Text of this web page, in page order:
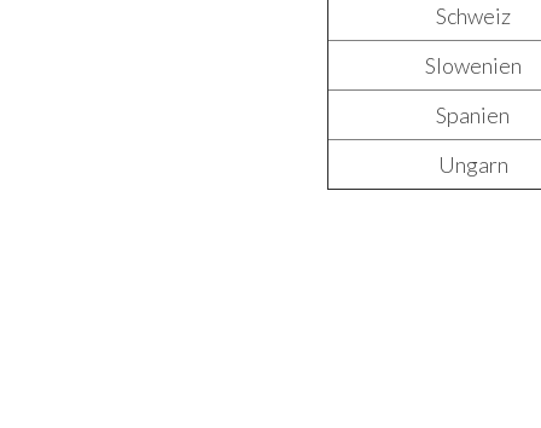
Schweiz
Slowenien
Spanien
Ungarn